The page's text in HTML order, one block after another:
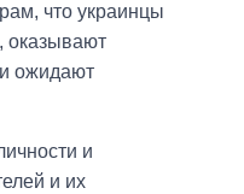
что украинцы
оказывают
ожидают
и
и их